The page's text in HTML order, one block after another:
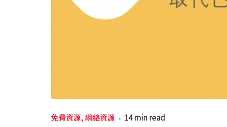
免費資源 網絡資源 14 min read